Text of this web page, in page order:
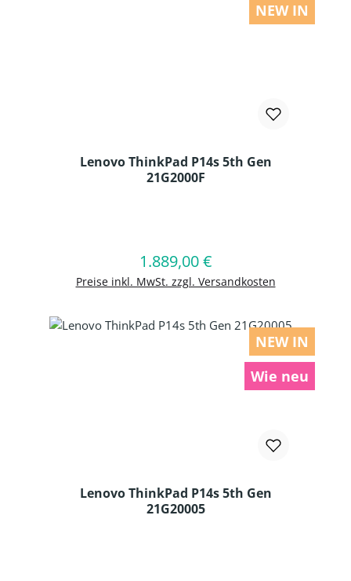
NEW IN
Lenovo ThinkPad P14s 5th Gen
21G2000F
Regulärer Preis:
1.889,00 €
Preise inkl. MwSt. zzgl. Versandkosten
In den Warenkorb
NEW IN
Wie neu
Lenovo ThinkPad P14s 5th Gen
21G20005